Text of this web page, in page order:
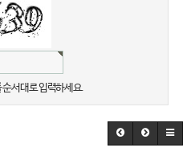
서대로 입력하세요.